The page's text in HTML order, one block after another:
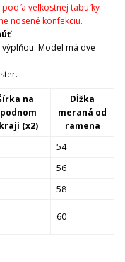
veľkostnej tabuľky
nosené konfekciu.
Model má dve
na
(x2)
Dĺžka
meraná od
ramena
54
56
58
60